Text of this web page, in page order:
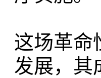
这场革命
发展，其